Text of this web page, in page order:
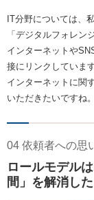
IT分野については、
「デジタルフォレン
インターネットや
接にリンクしています
インターネットに関
いただきたいですね。
04 依頼者への思
ロールモデル
間」を解消し